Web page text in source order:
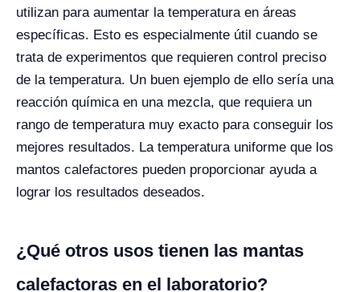
utilizan para aumentar la temperatura en áreas
específicas. Esto es especialmente útil cuando se
trata de experimentos que requieren control preciso
de la temperatura. Un buen ejemplo de ello sería una
reacción química en una mezcla, que requiera un
rango de temperatura muy exacto para conseguir los
mejores resultados. La temperatura uniforme que los
mantos calefactores pueden proporcionar ayuda a
lograr los resultados deseados.
¿Qué otros usos tienen las mantas
calefactoras en el laboratorio?